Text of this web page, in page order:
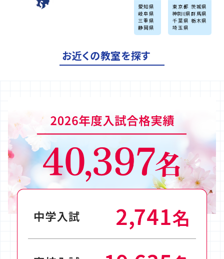
東京都 茨城県
神奈川県群馬県
千葉県 栃木県
埼玉県
愛知県
岐阜県
三重県
静岡県
お近くの教室を探す